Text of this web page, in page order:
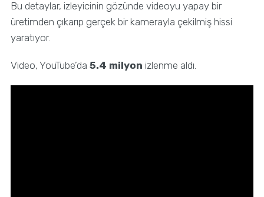
Bu detaylar, izleyicinin gözünde videoyu yapay bir
üretimden çıkarıp gerçek bir kamerayla çekilmiş hissi
yaratıyor.
Video, YouTube’da 5.4 milyon izlenme aldı.